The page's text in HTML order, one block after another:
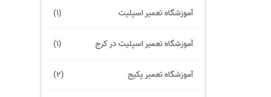
آموزشگاه تعمیر اسپلیت (1)
آموزشگاه تعمیر اسپلیت در کرج (1)
آموزشگاه تعمیر پکیج (2)